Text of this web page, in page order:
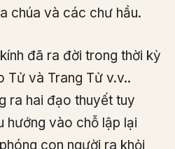
chúa và các chư hầu.
đã ra đời trong thời kỳ
Tử và Trang Tử v.v..
ra hai đạo thuyết tuy
hướng vào chỗ lập lại
con người ra khỏi